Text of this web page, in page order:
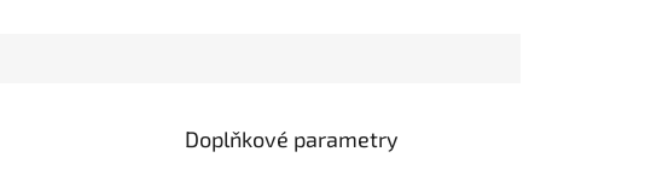
Doplňkové parametry